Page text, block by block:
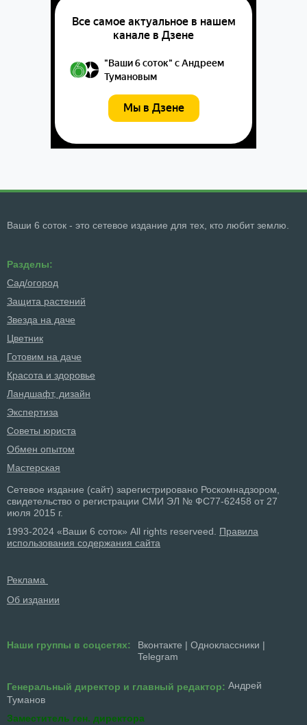
Ваши 6 соток - это сетевое издание для тех, кто любит землю.
Разделы:
Сад/огород
Защита растений
Звезда на даче
Цветник
Готовим на даче
Красота и здоровье
Ландшафт, дизайн
Экспертиза
Советы юриста
Обмен опытом
Мастерская
Сетевое издание (сайт) зарегистрировано Роскомнадзором,
свидетельство о регистрации СМИ ЭЛ № ФС77-62458 от 27
июля 2015 г.
1993-2024 «Ваши 6 соток» All rights reserveed. Правила
использования содержания сайта
Реклама
Об издании
Наши группы в соцсетях: Вконтакте | Одноклассники |
Telegram
Генеральный директор и главный редактор: Андрей
Туманов
Заместитель ген. директора